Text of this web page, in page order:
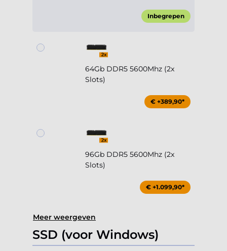
Inbegrepen
64Gb DDR5 5600Mhz (2x
Slots)
€ +389,90*
96Gb DDR5 5600Mhz (2x
Slots)
€ +1.099,90*
Meer weergeven
SSD (voor Windows)